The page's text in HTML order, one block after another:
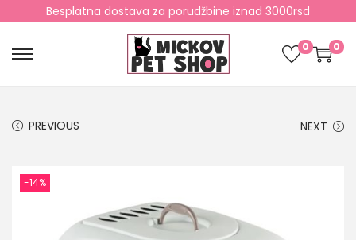
Besplatna dostava za porudžbine iznad 3000rsd
0 0
PREVIOUS NEXT
-14%